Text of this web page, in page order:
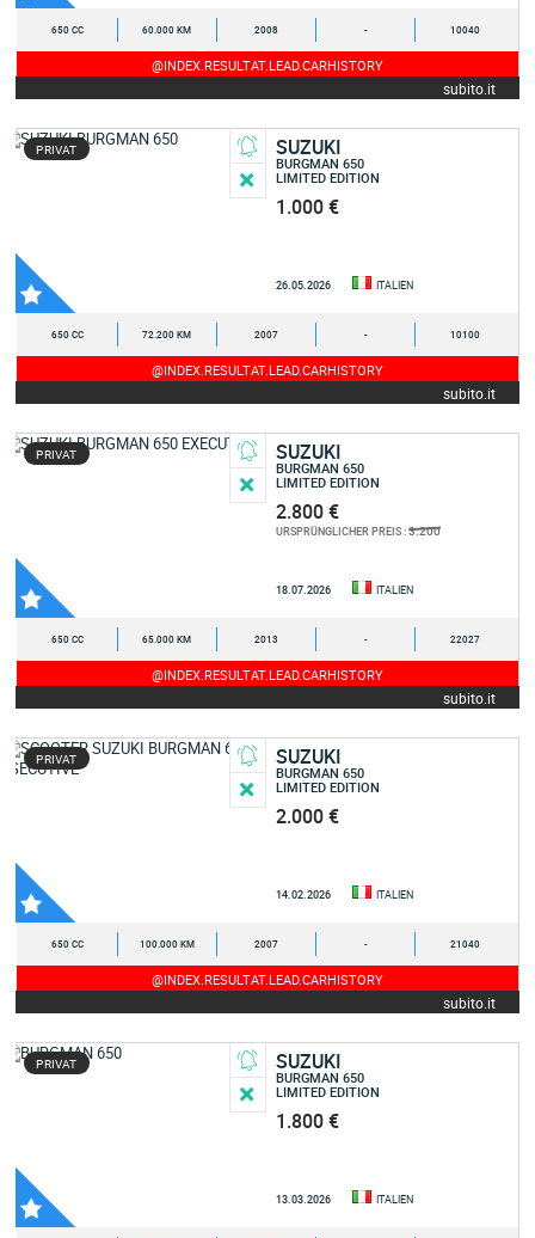
650 CC 60.000 KM 2008 - 10040
@INDEX.RESULTAT.LEAD.CARHISTORY
subito.it
PRIVAT SUZUKI
BURGMAN 650
LIMITED EDITION
1.000 €
26.05.2026 ITALIEN
650 CC 72.200 KM 2007 - 10100
@INDEX.RESULTAT.LEAD.CARHISTORY
subito.it
PRIVAT SUZUKI
BURGMAN 650
LIMITED EDITION
2.800 €
URSPRÜNGLICHER PREIS :3.200
18.07.2026 ITALIEN
650 CC 65.000 KM 2013 - 22027
@INDEX.RESULTAT.LEAD.CARHISTORY
subito.it
PRIVAT SUZUKI
BURGMAN 650
LIMITED EDITION
2.000 €
14.02.2026 ITALIEN
650 CC 100.000 KM 2007 - 21040
@INDEX.RESULTAT.LEAD.CARHISTORY
subito.it
PRIVAT SUZUKI
BURGMAN 650
LIMITED EDITION
1.800 €
13.03.2026 ITALIEN